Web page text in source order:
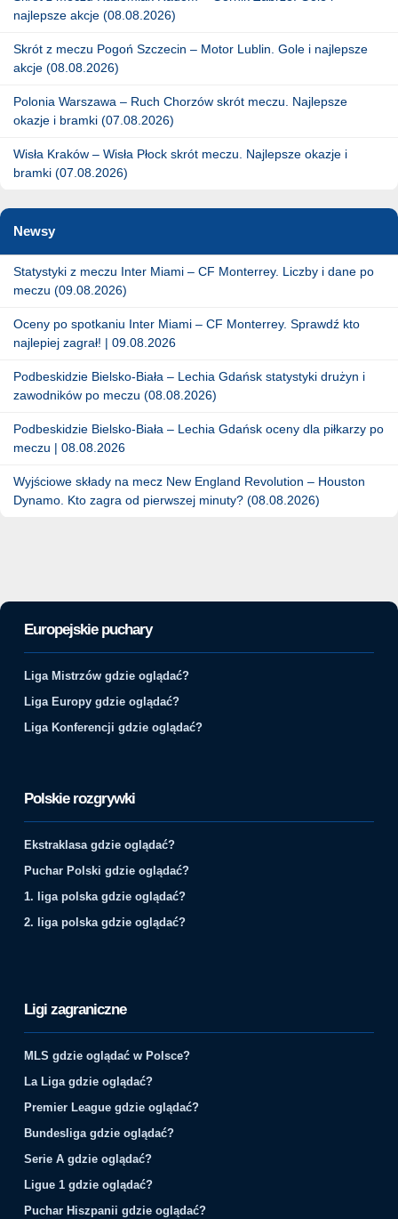
najlepsze akcje (08.08.2026)
Skrót z meczu Pogoń Szczecin – Motor Lublin. Gole i najlepsze
akcje (08.08.2026)
Polonia Warszawa – Ruch Chorzów skrót meczu. Najlepsze
okazje i bramki (07.08.2026)
Wisła Kraków – Wisła Płock skrót meczu. Najlepsze okazje i
bramki (07.08.2026)
Newsy
Statystyki z meczu Inter Miami – CF Monterrey. Liczby i dane po
meczu (09.08.2026)
Oceny po spotkaniu Inter Miami – CF Monterrey. Sprawdź kto
najlepiej zagrał! | 09.08.2026
Podbeskidzie Bielsko-Biała – Lechia Gdańsk statystyki drużyn i
zawodników po meczu (08.08.2026)
Podbeskidzie Bielsko-Biała – Lechia Gdańsk oceny dla piłkarzy po
meczu | 08.08.2026
Wyjściowe składy na mecz New England Revolution – Houston
Dynamo. Kto zagra od pierwszej minuty? (08.08.2026)
Europejskie puchary
Liga Mistrzów gdzie oglądać?
Liga Europy gdzie oglądać?
Liga Konferencji gdzie oglądać?
Polskie rozgrywki
Ekstraklasa gdzie oglądać?
Puchar Polski gdzie oglądać?
1. liga polska gdzie oglądać?
2. liga polska gdzie oglądać?
Ligi zagraniczne
MLS gdzie oglądać w Polsce?
La Liga gdzie oglądać?
Premier League gdzie oglądać?
Bundesliga gdzie oglądać?
Serie A gdzie oglądać?
Ligue 1 gdzie oglądać?
Puchar Hiszpanii gdzie oglądać?